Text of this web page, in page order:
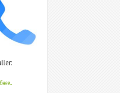
и запись